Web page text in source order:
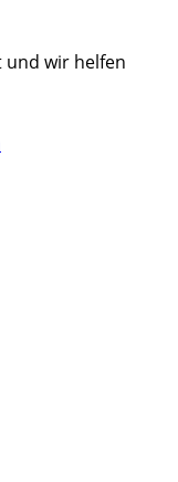
und wir helfen